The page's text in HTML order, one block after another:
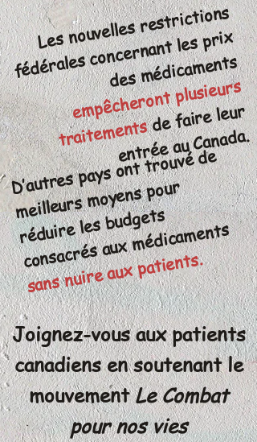
Les nouvelles restrictions
fédérales concernant les prix
des
médica
ments
e
mpêcheront plusieurs
traite
mentsde faire leur
entrée au Canada.
D’autres pays ont trouvé de
meilleurs
moyens pour
réduire les budgets
consacrés aux
médica
ments
sans nuire aux patients.
Joignez-vous aux patients
canadiens en soutenant le
mouvementLe Combat
pour nos vies